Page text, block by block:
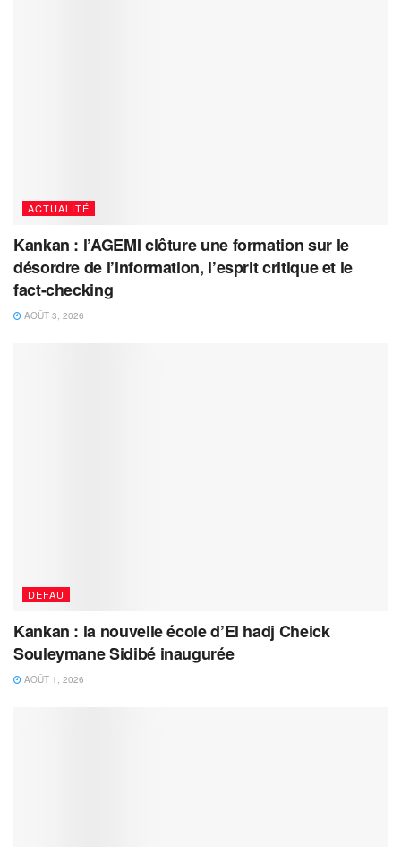
ACTUALITÉ
Kankan : l’AGEMI clôture une formation sur le
désordre de l’information, l’esprit critique et le
fact-checking
AOÛT 3, 2026
DEFAU
Kankan : la nouvelle école d’El hadj Cheick
Souleymane Sidibé inaugurée
AOÛT 1, 2026